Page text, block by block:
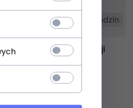
dostępny! 24 godzin
Kluczyk do perkusji
(0)